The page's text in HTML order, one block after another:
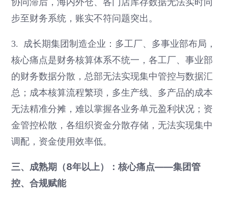
步至财务系统，账实不符问题突出。
3. 成长期集团制造企业：多工厂、多事业部布局，
核心痛点是财务核算体系不统一，各工厂、事业部
的财务数据分散，总部无法实现集中管控与数据汇
总；成本核算流程繁琐，多生产线、多产品的成本
无法精准分摊，难以掌握各业务单元盈利状况；资
金管控松散，各组织资金分散存储，无法实现集中
调配，资金使用效率低。
三、成熟期（8年以上）：核心痛点——集团管
控、合规赋能